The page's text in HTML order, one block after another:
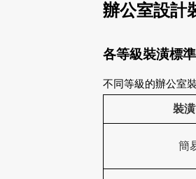
辦公室設計
各等級裝潢標
不同等級的辦公室
裝
簡